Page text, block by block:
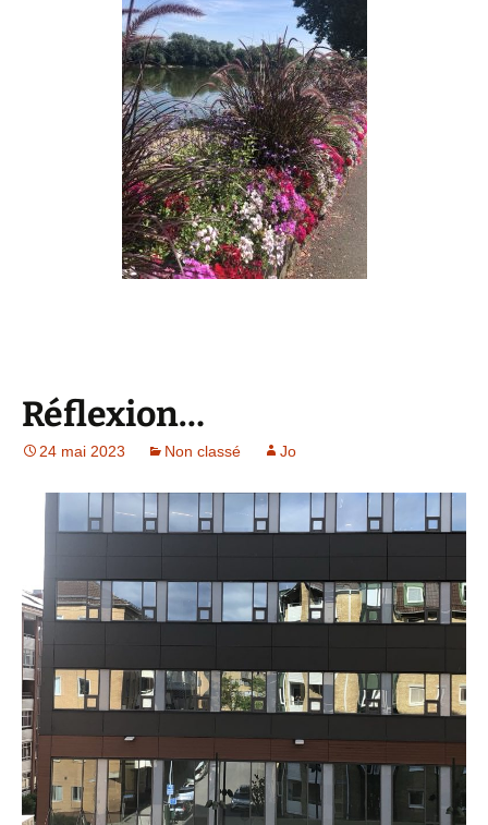
Réflexion…
24 mai 2023 Non classé Jo